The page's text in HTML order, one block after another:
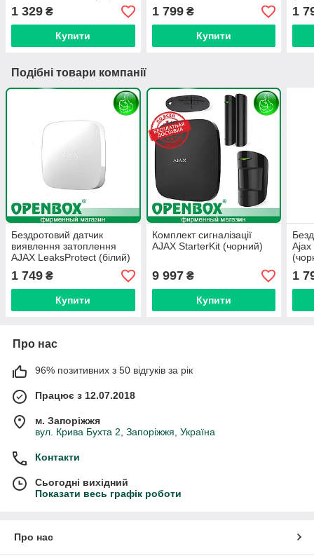
1 329 ₴
Купити
1 799₴
Купити
1
Подібні товари компанії
Бездротовий датчик
виявлення затоплення
AJAX LeaksProtect (білий)
1 749 ₴
Купити
Комплект сигналізації
AJAX StarterKit (чорний)
9 997₴
Купити
Ajax
1
Про нас
96% позитивних з 50 відгуків за рік
Працює з 12.07.2018
м. Запоріжжя
вул. Крива Бухта 2, Запоріжжя, Україна
Контакти
Сьогодні вихідний
Показати весь графік роботи
Про нас